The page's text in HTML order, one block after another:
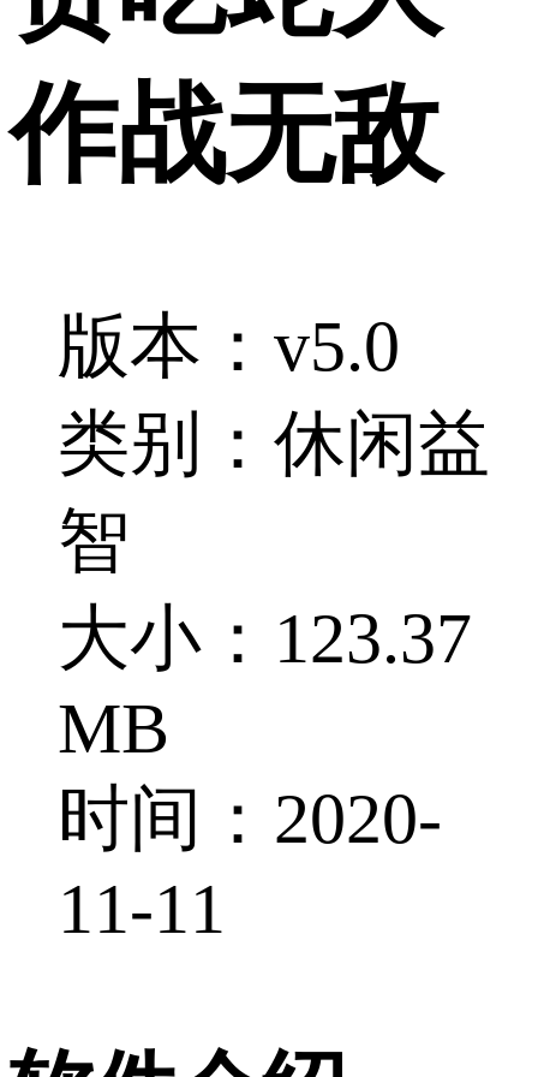
作战无敌
版本：v5.0
类别：休闲益
智
大小：123.37
MB
时间：2020-
11-11